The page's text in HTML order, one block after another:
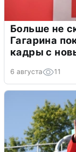
Больше не
Гагарина
кадры с
6 августа 11